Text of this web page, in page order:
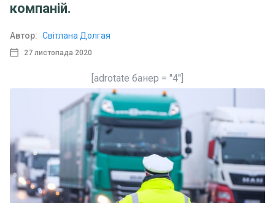
компаній.
27 листопада 2020
Автор: Світлана Долгая
[adrotate банер = "4"]